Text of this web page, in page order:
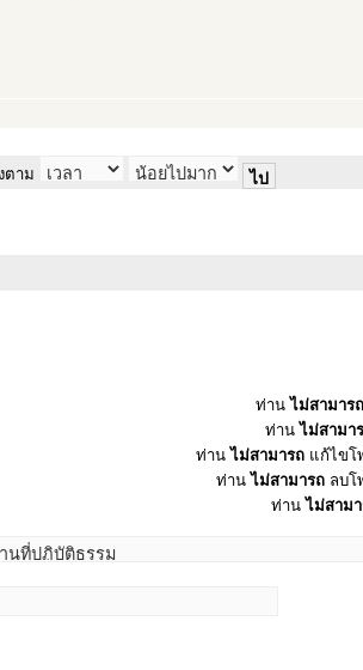
ตาม
ท่านไม่สามารถ
ท่านไม่สามา
ท่านไม่สามารถ แก้ไขโ
ท่านไม่สามารถ ลบโ
ท่านไม่สาม